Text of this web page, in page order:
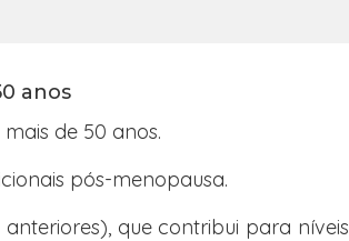
anos
de 50 anos.
pós-menopausa.
que contribui para níveis